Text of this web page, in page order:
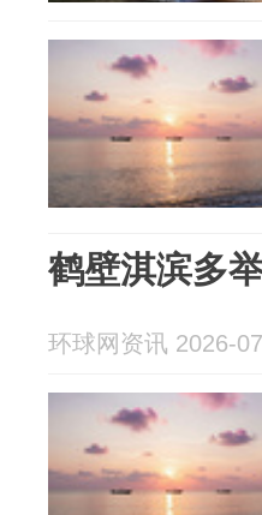
鹤壁淇滨多
环球网资讯 2026-